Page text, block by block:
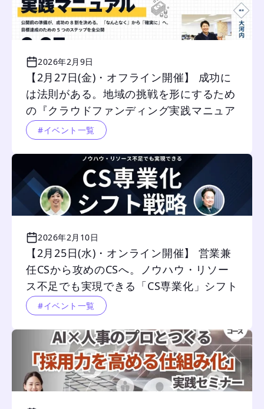
2026年2月9日
【2月27日(金)・オフライン開催】 成功に
は法則がある。地域の挑戦を形にするため
の『クラウドファンディング実践マニュア
ル』#イベント一覧
2026年2月10日
【2月25日(水)・オンライン開催】 営業兼
任CSから攻めのCSへ。ノウハウ・リソー
ス不足でも実現できる「CS専業化」シフト
戦略#イベント一覧